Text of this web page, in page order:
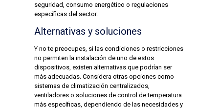
seguridad, consumo energético o regulaciones
específicas del sector.
Alternativas y soluciones
Y no te preocupes, si las condiciones o restricciones
no permiten la instalación de uno de estos
dispositivos, existen alternativas que podrían ser
más adecuadas. Considera otras opciones como
sistemas de climatización centralizados,
ventiladores o soluciones de control de temperatura
más específicas, dependiendo de las necesidades y